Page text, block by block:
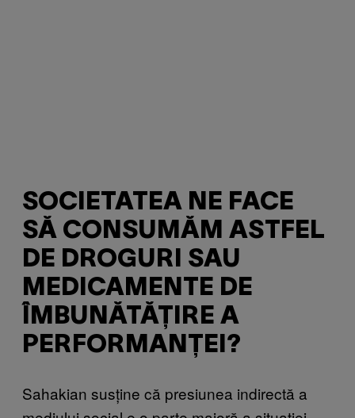
SOCIETATEA NE FACE
SĂ CONSUMĂM ASTFEL
DE DROGURI SAU
MEDICAMENTE DE
ÎMBUNĂTĂȚIRE A
PERFORMANȚEI?
Sahakian susține că presiunea indirectă a